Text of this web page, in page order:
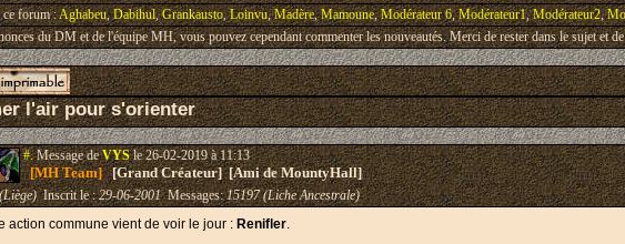
ce forum :Aghabeu,Dabihul,Grankausto,Loinvu,Madère,Mamoune,Modérateur 6,Modérateur1,Modérateur2,
du DM et de l'équipe MH, vous pouvez cependant commenter les nouveautés. Merci de rester dans le sujet et
l'air pour s'orienter
#.Message deVYSle 26-02-2019 à 11:13
[MH Team][Grand Créateur] [Ami de MountyHall]
Inscrit le :29-06-2001Messages:15197 (Liche Ancestrale)
action commune vient de voir le jour : Renifler.